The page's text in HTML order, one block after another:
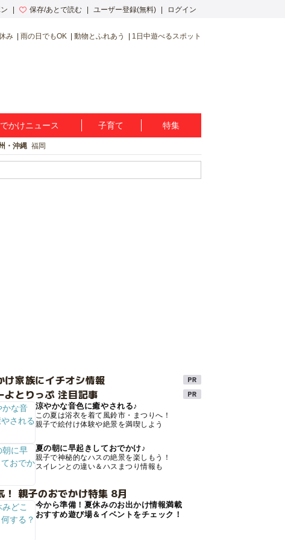
保存/あとで読む ユーザー登録(無料) ログイン
み 雨の日でもOK 動物とふれあう 1日中遊べるスポット
かけニュース 子育て 特集
・沖縄 福岡
け家族にイチオシ情報
よとりっぷ 注目記事
涼やかな音色に癒やされる♪
この夏は浴衣を着て風鈴市・まつりへ！
親子で絵付け体験や絶景を満喫しよう
夏の朝に早起きしておでかけ♪
親子で神秘的なハスの絶景を楽しもう！
スイレンとの違い＆ハスまつり情報も
！ 親子のおでかけ特集 8月
今から準備！夏休みのお出かけ情報満載
おすすめ遊び場＆イベントをチェック！